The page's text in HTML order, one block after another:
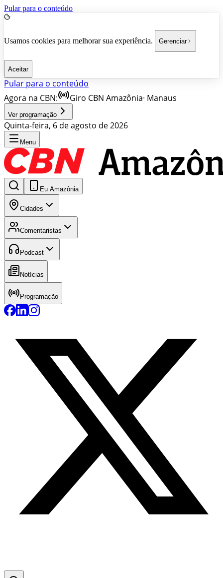
Pular para o conteúdo
Usamos cookies para melhorar sua experiência. Gerenciar
Aceitar
Pular para o conteúdo
Agora na CBN:
Giro CBN Amazônia· Manaus
Ver programação
Quinta-feira, 6 de agosto de 2026
Menu
Eu Amazônia
Cidades
Comentaristas
Podcast
Notícias
Programação